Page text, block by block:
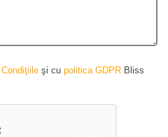
şi cu politica GDPR Bliss